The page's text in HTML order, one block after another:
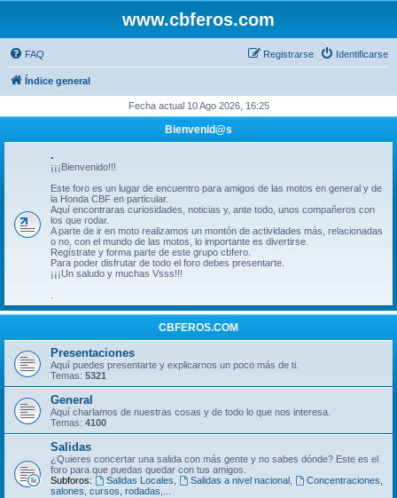
www.cbferos.com
FAQ Identificarse
Registrarse
Índice general
Fecha actual 10 Ago 2026, 16:25
Bienvenid@s
.
¡¡¡Bienvenido!!!
Este foro es un lugar de encuentro para amigos de las motos en general y de
la Honda CBF en particular.
Aquí encontraras curiosidades, noticias y, ante todo, unos compañeros con
los que rodar.
A parte de ir en moto realizamos un montón de actividades más, relacionadas
o no, con el mundo de las motos, lo importante es divertirse.
Regístrate y forma parte de este grupo cbfero.
Para poder disfrutar de todo el foro debes presentarte.
¡¡¡Un saludo y muchas Vsss!!!
CBFEROS.COM
Presentaciones
Aquí puedes presentarte y explicarnos un poco más de ti.
Temas: 5321
General
Aquí charlamos de nuestras cosas y de todo lo que nos interesa.
Temas: 4100
Salidas
¿Quieres concertar una salida con más gente y no sabes dónde? Este es el
foro para que puedas quedar con tus amigos.
Subforos:
Salidas Locales Salidas a nivel nacional,
Concentraciones,
salones, cursos, rodadas,...